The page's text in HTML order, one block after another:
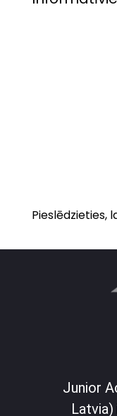
Pieslēdzieties,
Junior
Latvia)